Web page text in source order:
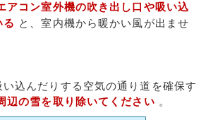
アコン室外機の吹き出し口や吸い込
る と、室内機から暖かい風が出ませ
込んだりする空気の通り道を確保す
辺の雪を取り除いてください 。